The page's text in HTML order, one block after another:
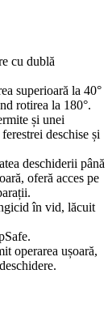
cu dublă
superioară la 40°
rotirea la 180°.
și unei
deschise și
deschiderii până
oferă acces pe
în vid, lăcuit
operarea ușoară,